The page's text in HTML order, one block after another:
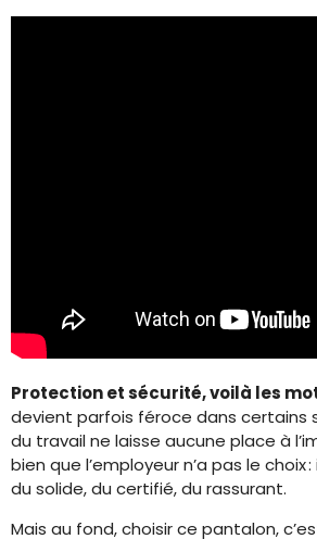
Protection et sécurité, voilà les
devient parfois féroce dans certains
du travail ne laisse aucune place à
bien que l’employeur n’a pas le choix
du solide, du certifié, du rassurant.
Mais au fond, choisir ce pantalon,